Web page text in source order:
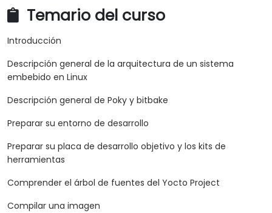
Temario del curso
Introducción
Descripción general de la arquitectura de un sistema
embebido en Linux
Descripción general de Poky y bitbake
Preparar su entorno de desarrollo
Preparar su placa de desarrollo objetivo y los kits de
herramientas
Comprender el árbol de fuentes del Yocto Project
Compilar una imagen